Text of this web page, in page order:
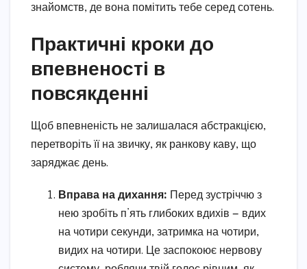
знайомств, де вона помітить тебе серед сотень.
Практичні кроки до
впевненості в
повсякденні
Щоб впевненість не залишалася абстракцією,
перетворіть її на звичку, як ранкову каву, що
заряджає день.
Вправа на дихання: Перед зустріччю з
нею зробіть п’ять глибоких вдихів — вдих
на чотири секунди, затримка на чотири,
видих на чотири. Це заспокоює нервову